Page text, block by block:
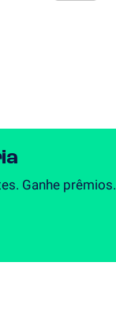
Ganhe prêmios.